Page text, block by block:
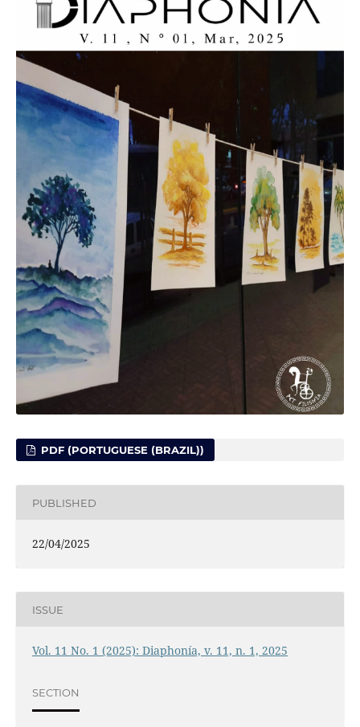
PDF (PORTUGUESE (BRAZIL))
PUBLISHED
22/04/2025
ISSUE
Vol. 11 No. 1 (2025): Diaphonía, v. 11, n. 1, 2025
SECTION